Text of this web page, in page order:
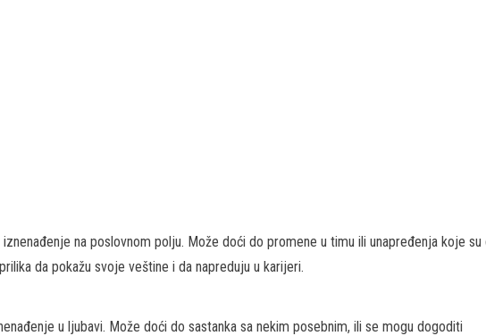
na poslovnom polju. Može doći do promene u timu ili unapređenja koje su
da pokažu svoje veštine i da napreduju u karijeri.
u ljubavi. Može doći do sastanka sa nekim posebnim, ili se mogu dogoditi